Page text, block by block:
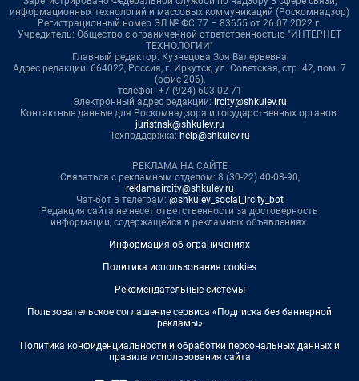
информационных технологий и массовых коммуникаций (Роскомнадзор)
Регистрационный номер ЭЛ № ФС 77 – 83655 от 26.07.2022 г.
Учредитель: Общество с ограниченной ответственностью "ИНТЕРНЕТ
ТЕХНОЛОГИИ"
Главный редактор: Кузнецова Зоя Валерьевна
Адрес редакции: 664022, Россия, г. Иркутск, ул. Советская, стр. 42, пом. 7
(офис 206),
телефон +7 (924) 603 02 71
Электронный адрес редакции: ircity@shkulev.ru
Контактные данные для Роскомнадзора и государственных органов:
juristnsk@shkulev.ru
Техподдержка: help@shkulev.ru
РЕКЛАМА НА САЙТЕ
Связаться с рекламным отделом: 8 (30-22) 40-08-90,
reklamaircity@shkulev.ru
Чат-бот в телеграм: @shkulev_social_ircity_bot
Редакция сайта не несет ответственности за достоверность
информации, содержащейся в рекламных объявлениях.
Информация об ограничениях
Политика использования cookies
Рекомендательные системы
Пользовательское соглашение сервиса «Подписка без баннерной
рекламы»
Политика конфиденциальности и обработки персональных данных и
правила использования сайта